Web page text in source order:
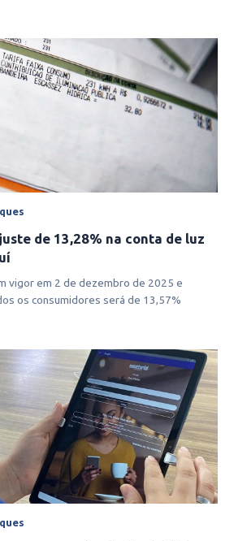
de 13,28% na conta de luz
vigor em 2 de dezembro de 2025 e
os consumidores será de 13,57%